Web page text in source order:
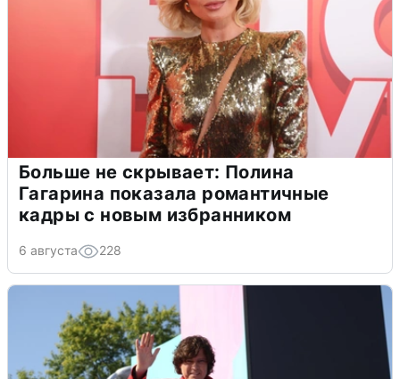
Больше не скрывает: Полина
Гагарина показала романтичные
кадры с новым избранником
6 августа 228